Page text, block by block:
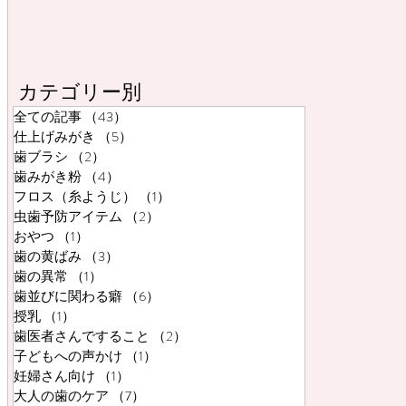
カテゴリー別
全ての記事 （43）
仕上げみがき
（5）
歯ブラシ （2）
歯みがき粉 （4）
フロス（糸ようじ）
（1）
虫歯予防アイテム （2）
おやつ （1）
歯の黄ばみ （3）
歯の異常
（1）
歯並びに関わる癖 （6）
授乳 （1）
歯医者さんですること
（2）
子どもへの声かけ （1）
妊婦さん向け （1）
大人の歯のケア （7）